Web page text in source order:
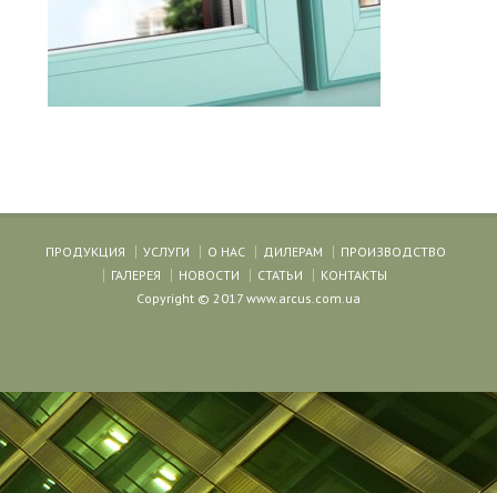
ПРОДУКЦИЯ УСЛУГИ О НАС ДИЛЕРАМ
ПРОИЗВОДСТВО
ГАЛЕРЕЯ
НОВОСТИ СТАТЬИ
КОНТАКТЫ
Copyright © 2017 www.arcus.com.ua